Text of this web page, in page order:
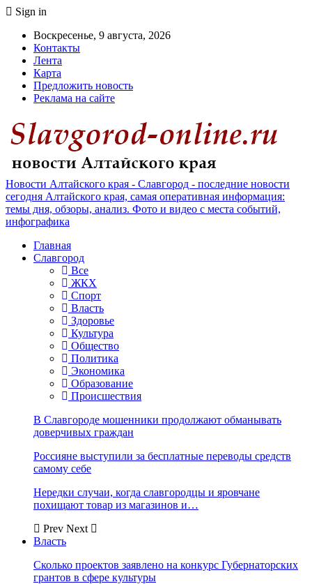
Sign in
Воскресенье, 9 августа, 2026
Контакты
Лента
Карта
Предложить новость
Реклама на сайте
Новости Алтайского края - Славгород - последние новости
сегодня Алтайского края, самая оперативная информация:
темы дня, обзоры, анализ. Фото и видео с места событий,
инфографика
Главная
Славгород
Все
ЖКХ
Спорт
Власть
Здоровье
Культура
Общество
Политика
Экономика
Образование
Происшествия
В Славгороде мошенники продолжают обманывать
доверчивых граждан
Россияне выступили за бесплатные переводы средств
самому себе
Нередки случаи, когда славгородцы и яровчане
похищают товар из магазинов и…
Prev Next
Власть
Сколько проектов заявлено на конкурс Губернаторских
грантов в сфере культуры